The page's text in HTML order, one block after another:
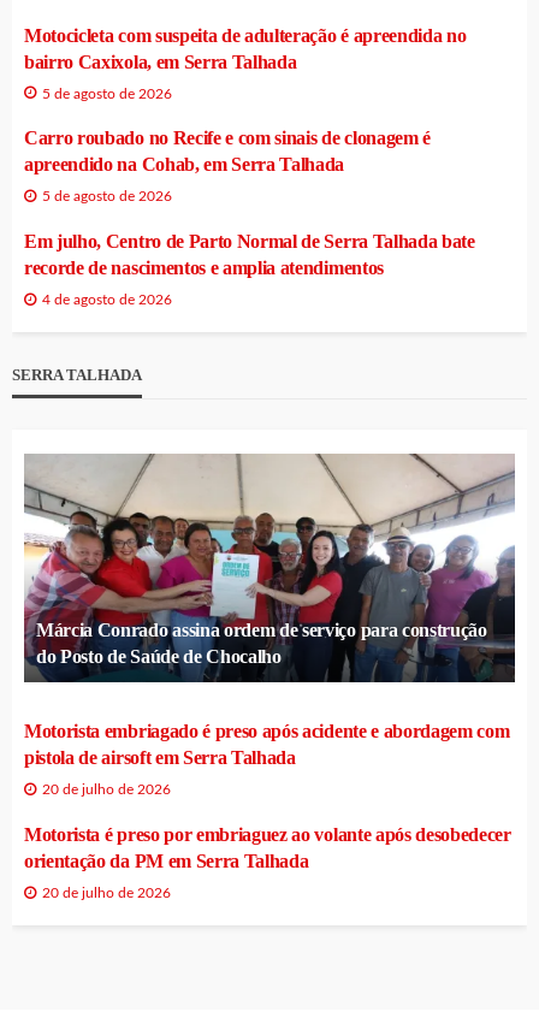
Motocicleta com suspeita de adulteração é apreendida no
bairro Caxixola, em Serra Talhada
5 de agosto de 2026
Carro roubado no Recife e com sinais de clonagem é
apreendido na Cohab, em Serra Talhada
5 de agosto de 2026
Em julho, Centro de Parto Normal de Serra Talhada bate
recorde de nascimentos e amplia atendimentos
4 de agosto de 2026
SERRA TALHADA
Márcia Conrado assina ordem de serviço para construção
do Posto de Saúde de Chocalho
Motorista embriagado é preso após acidente e abordagem com
pistola de airsoft em Serra Talhada
20 de julho de 2026
Motorista é preso por embriaguez ao volante após desobedecer
orientação da PM em Serra Talhada
20 de julho de 2026